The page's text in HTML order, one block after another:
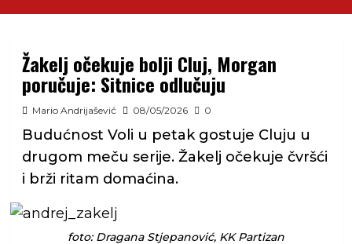
Žakelj očekuje bolji Cluj, Morgan
poručuje: Sitnice odlučuju
Mario Andrijašević 08/05/2026 0
Budućnost Voli u petak gostuje Cluju u
drugom meču serije. Žakelj očekuje čvršći
i brži ritam domaćina.
foto: Dragana Stjepanović, KK Partizan